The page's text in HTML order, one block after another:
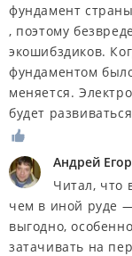
фундамент
, поэтому
экошибздиков.
фундаментом
меняется.
будет
Андрей
Читал, что
чем в иной руде
выгодно,
затачивать на